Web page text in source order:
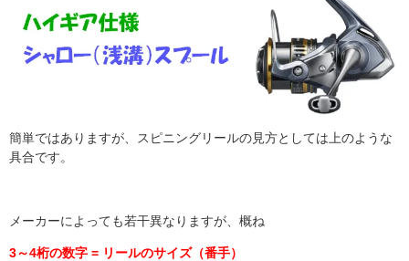
簡単ではありますが、スピニングリールの見方としては上のような
具合です。
メーカーによっても若干異なりますが、概ね
3～4桁の数字 = リールのサイズ（番手）